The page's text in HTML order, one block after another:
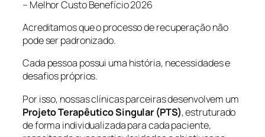
– Melhor Custo Benefício 2026
Acreditamos que o processo de recuperação não
pode ser padronizado.
Cada pessoa possui uma história, necessidades e
desafios próprios.
Por isso, nossas clínicas parceiras desenvolvem um
Projeto Terapêutico Singular (PTS), estruturado
de forma individualizada para cada paciente,